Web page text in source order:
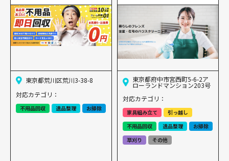
東京都荒川区荒川3-38-8
対応カテゴリ：
不用品回収 遺品整理 お掃除
東京都府中市宮西町5-6-2ア
ローランドマンション203号
対応カテゴリ：
家具組み立て
引っ越し
不用品回収
遺品整理
お掃除
草刈り
その他